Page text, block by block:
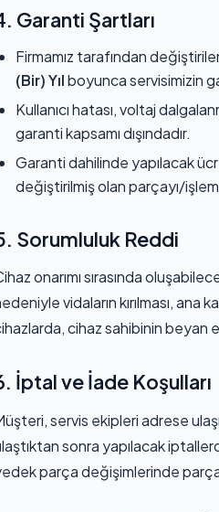
Garanti Şartları
Firmamız tarafından
(Bir) Yılboyunca servisimizin
Kullanıcı hatası, voltaj
garanti kapsamı dışındadır.
Garanti dahilinde yapılacak
değiştirilmiş olan parçayı/
Sorumluluk Reddi
onarımı sırasında
vidaların kırılması,
cihaz sahibinin beyan
İptal ve İade Koşulları
servis ekipleri adrese
sonra yapılacak
parça değişimlerinde